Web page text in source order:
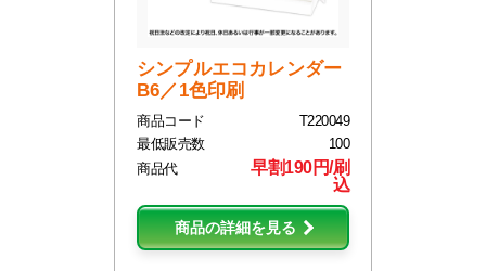
シンプルエコカレンダー
B6／1色印刷
商品コード
T220049
最低販売数
100
商品代
早割190円/刷
込
商品の詳細を見る